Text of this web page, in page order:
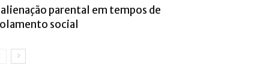
parental em tempos de
social